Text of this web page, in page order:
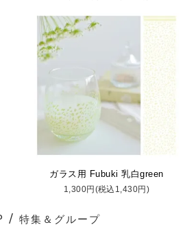
ガラス用 Fubuki 乳白green
1,300円(税込1,430円)
/ 特集＆グループ